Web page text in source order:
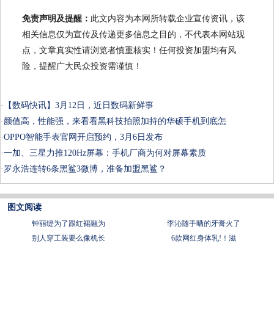
免责声明及提醒： 此文内容为本网所转载企业宣传资讯，该
相关信息仅为宣传及传递更多信息之目的，不代表本网站观
点，文章真实性请浏览者慎重核实！任何投资加盟均有风
险，提醒广大民众投资需谨慎！
·
【数码快讯】3月12日，近日数码新鲜事
· 颜值高，性能强，来看看黑科技拍照加持的华硕手机到底怎
·OPPO智能手表官网开启预约，3月6日发布
·一加、三星力推120Hz屏幕：手机厂商为何对屏幕素质
· 罗永浩连转6条黑鲨3微博，准备加盟黑鲨？
图文阅读
钟丽缇为了跟红裙融为
李沁随手晒的牙膏火了
别人穿工装要么像机长
6款网红身体乳!！滋